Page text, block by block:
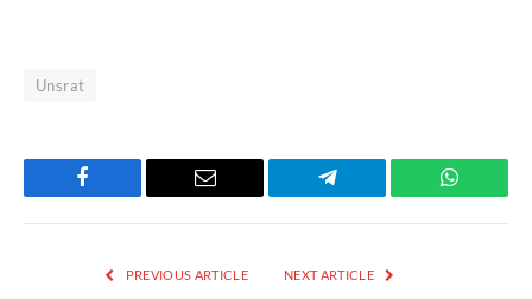
Unsrat
Facebook Email Telegram
PREVIOUS ARTICLE NEXT ARTICLE